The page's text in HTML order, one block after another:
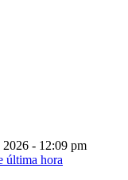
2026 - 12:09 pm